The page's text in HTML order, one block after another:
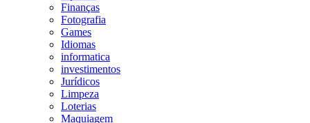
Finanças
Fotografia
Games
Idiomas
informatica
investimentos
Jurídicos
Limpeza
Loterias
Maquiagem